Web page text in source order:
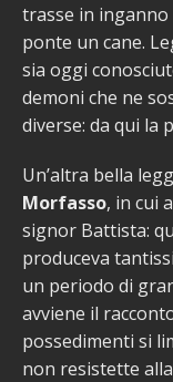
trasse in inganno
ponte un cane.
sia oggi
demoni che ne
diverse: da qui la
Un’altra bella
Morfasso, in cui
signor Battista:
produceva
un periodo di
avviene il
possedimenti si
non resistette